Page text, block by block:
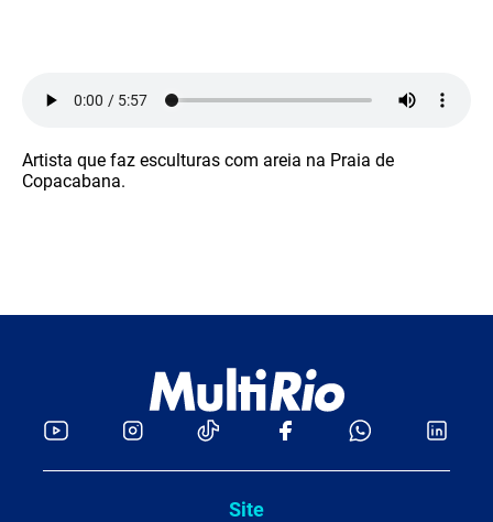
Artista que faz esculturas com areia na Praia de
Copacabana.
Site